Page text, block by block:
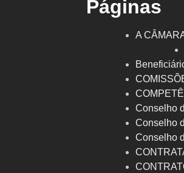
Páginas
A
Conselho
Conselho
Conselho